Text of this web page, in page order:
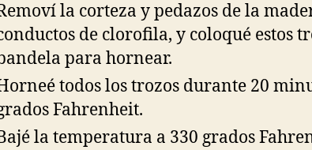
la corteza y pedazos de la
de clorofila, y coloqué estos
para hornear.
todos los trozos durante 20
Fahrenheit.
la temperatura a 330 grados